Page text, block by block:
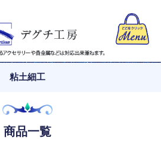
粘土細工
商品一覧